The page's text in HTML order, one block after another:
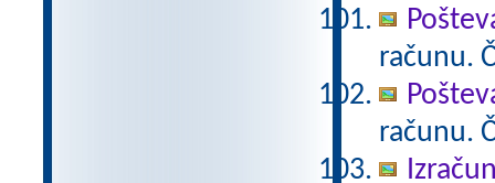
računu.
računu.